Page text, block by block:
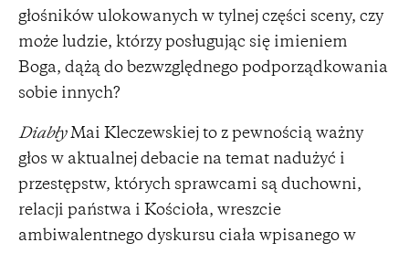
głośników ulokowanych w tylnej części sceny, czy
może ludzie, którzy posługując się imieniem
Boga, dążą do bezwzględnego podporządkowania
sobie innych?
DiabłyMai Kleczewskiej to z pewnością ważny
głos w aktualnej debacie na temat nadużyć i
przestępstw, których sprawcami są duchowni,
relacji państwa i Kościoła, wreszcie
ambiwalentnego dyskursu ciała wpisanego w